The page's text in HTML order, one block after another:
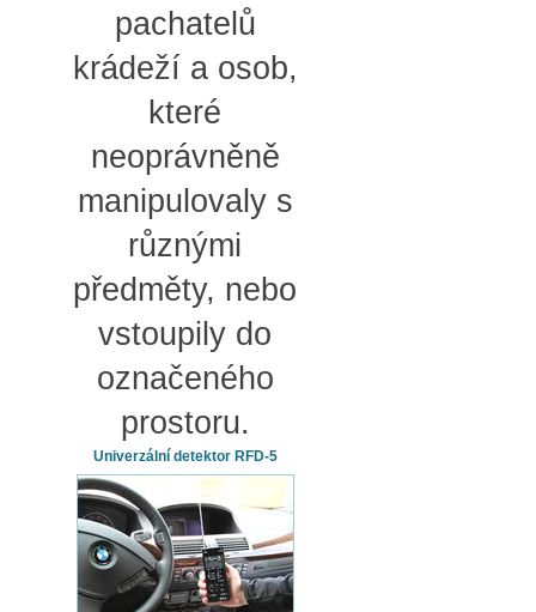
pachatelů
krádeží a osob,
které
neoprávněně
manipulovaly s
různými
předměty, nebo
vstoupily do
označeného
prostoru.
Univerzální detektor RFD-5